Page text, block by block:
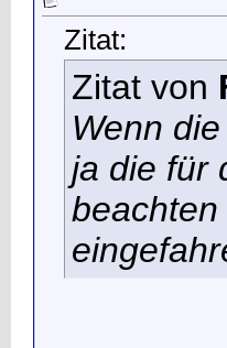
Zitat:
Zitat von
Wenn
ja die für